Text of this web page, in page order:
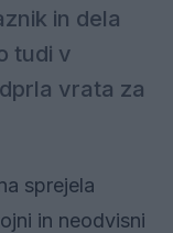
in dela
tudi v
vrata za
sprejela
in neodvisni